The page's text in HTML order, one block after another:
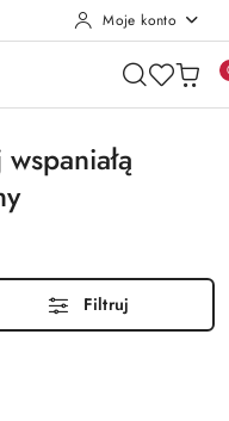
Moje konto
Filtruj